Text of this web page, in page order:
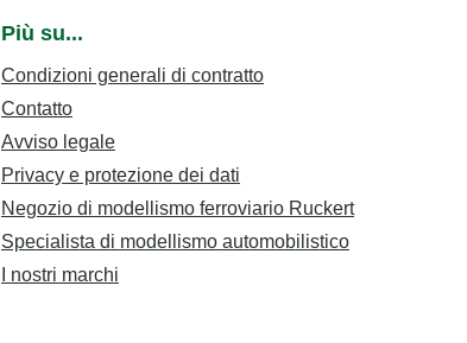
Più su...
Condizioni generali di contratto
Contatto
Avviso legale
Privacy e protezione dei dati
Negozio di modellismo ferroviario Ruckert
Specialista di modellismo automobilistico
I nostri marchi